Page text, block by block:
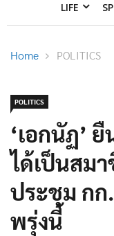
LIFE
Home POLITICS
POLITICS
‘เอกนัฏ’
ได้เป็นสม
ประชุม ก
พรุ่งนี้